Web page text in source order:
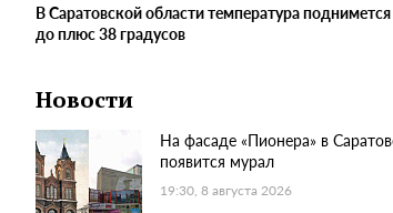
В Саратовской области температура поднимется
до плюс 38 градусов
Новости
На фасаде «Пионера» в
появится мурал
19:30, 8 августа 2026